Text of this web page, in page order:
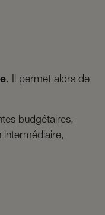
. Il permet alors de
budgétaires,